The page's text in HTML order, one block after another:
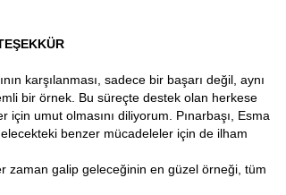
karşılanması, sadece bir başarı değil, aynı
bir örnek. Bu süreçte destek olan herkese
umut olmasını diliyorum. Pınarbaşı, Esma
benzer mücadeleler için de ilham
zaman galip geleceğinin en güzel örneği, tüm